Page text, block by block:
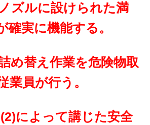
ルに設けられた満
確実に機能する。
替え作業を危険物取
業員が行う。
によって講じた安全